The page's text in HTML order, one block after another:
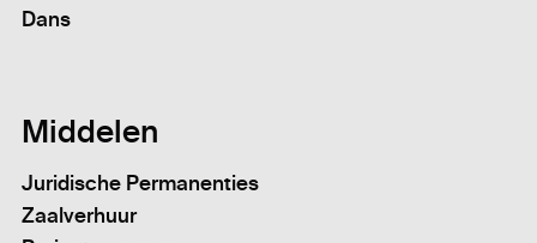
Dans
Middelen
Juridische Permanenties
Zaalverhuur